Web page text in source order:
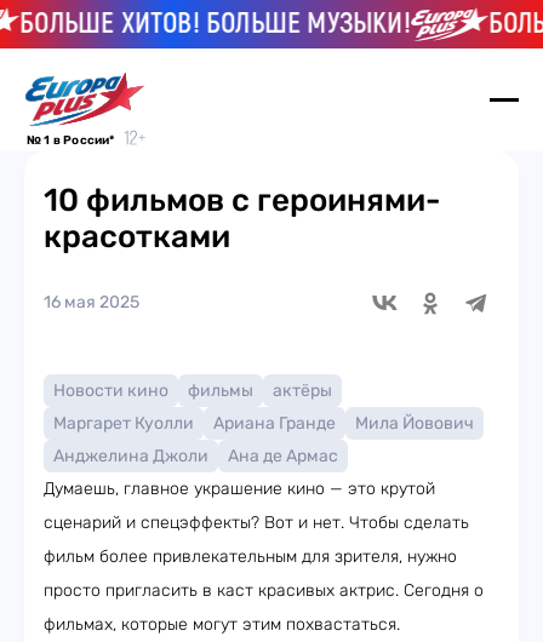
ХИТОВ! БОЛЬШЕ МУЗЫКИ!
№ 1 в России*
10 фильмов с героинями-
красотками
16 мая 2025
Новости кино фильмы
актёры
Маргарет Куолли
Ариана Гранде
Мила Йовович
Анджелина Джоли
Ана де Армас
Думаешь, главное украшение кино — это крутой
сценарий и спецэффекты? Вот и нет. Чтобы сделать
фильм более привлекательным для зрителя, нужно
просто пригласить в каст красивых актрис. Сегодня о
фильмах, которые могут этим похвастаться.